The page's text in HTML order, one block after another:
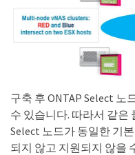
구축 후 ONTAP Select
수 있습니다. 따라서 같은
Select 노드가 동일한 기
되지 않고 지원되지 않을